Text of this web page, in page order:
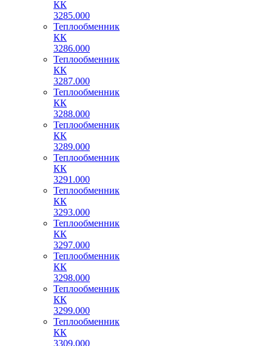
КК
3285.000
Теплообменник
КК
3286.000
Теплообменник
КК
3287.000
Теплообменник
КК
3288.000
Теплообменник
КК
3289.000
Теплообменник
КК
3291.000
Теплообменник
КК
3293.000
Теплообменник
КК
3297.000
Теплообменник
КК
3298.000
Теплообменник
КК
3299.000
Теплообменник
КК
3309.000